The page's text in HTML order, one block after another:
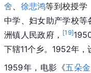
舍
徐悲鸿等到校授学
中学、妇女助产学校
洲镇人民政府， [19]
下辖11个乡。1952年
1959年，电影《五朵